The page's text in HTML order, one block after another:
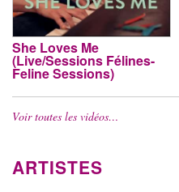
She Loves Me
(Live/Sessions Félines-
Feline Sessions)
Voir toutes les vidéos…
ARTISTES